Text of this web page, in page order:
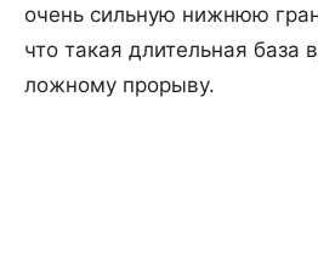
очень сильную нижнюю
что такая длительная база
ложному прорыву.